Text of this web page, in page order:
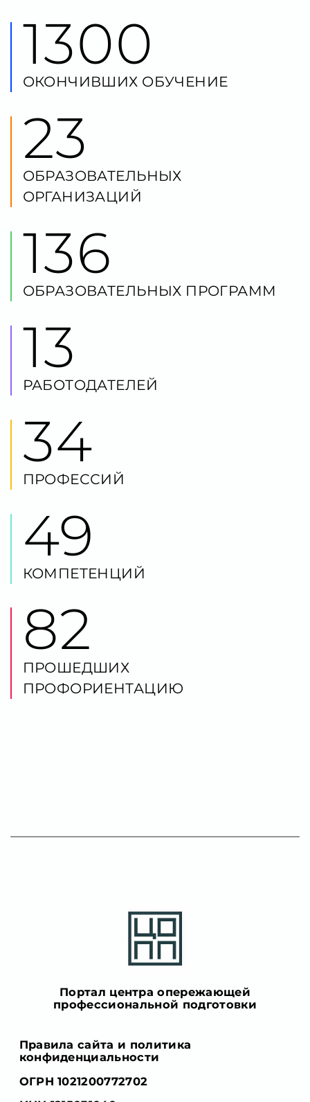
23
ОБРАЗОВАТЕЛЬНЫХ
136
ОБРАЗОВАТЕЛЬНЫХ ПРОГРАММ
13
РАБОТОДАТЕЛЕЙ
34
ПРОФЕССИЙ
49
КОМПЕТЕНЦИЙ
82
ПРОШЕДШИХ
ПРОФОРИЕНТАЦИЮ
Правила сайта и политика
конфиденциальности
ОГРН 1021200772702
ИНН 1215031040
г. Йошкар-Ола, ул. Кремлёвская, д. 32А
copp_12@mail.ru
+7 (836) 223-50-73